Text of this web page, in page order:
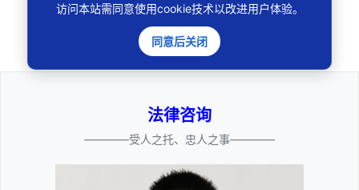
🔍
法律咨询
————受人之托、忠人之事————
访问本站需同意使用cookie技术以改进用户体验。
同意后关闭